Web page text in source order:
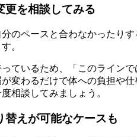
更を相談してみる
のペースと合わなかったり
。
ているため、「このライン
変わるだけで体への負担や仕
相談してみましょう。
替えが可能なケースも